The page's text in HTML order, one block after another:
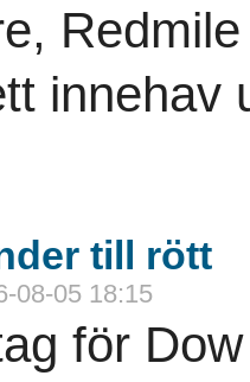
innehav
till rött
08-05 18:15
för